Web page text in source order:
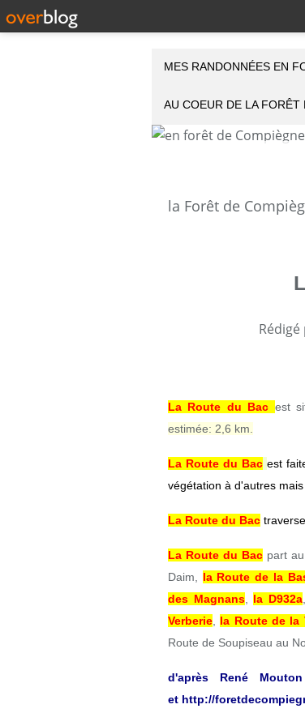
MES RANDONNÉES EN
AU COEUR DE LA FORÊT
La Route du Bac est
estimée: 2,6 km.
La Route du Bac est
végétation à d'autres
La Route du Bac traverse
La Route du Bacpart au
Daim,
la Route de la
des Magnans, la D932a,
Verberie
la Route de la
Route de Soupiseau au
d'après René
et http://